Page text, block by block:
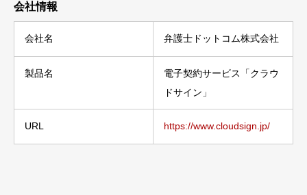
会社情報
会社名 弁護士ドットコム株式会社
製品名
電子契約サービス「クラウ
ドサイン」
URL https://www.cloudsign.jp/